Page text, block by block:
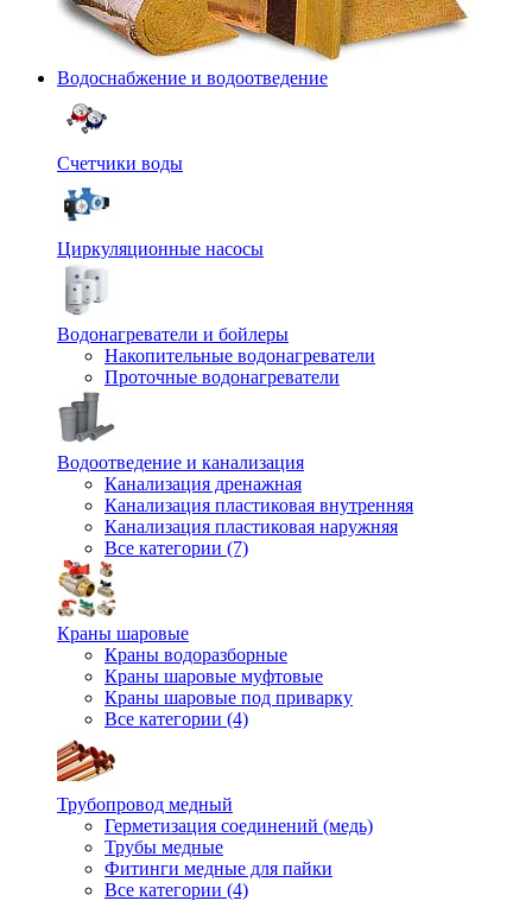
Водоснабжение и водоотведение
Счетчики воды
Циркуляционные насосы
Водонагреватели и бойлеры
Накопительные водонагреватели
Проточные водонагреватели
Водоотведение и канализация
Канализация дренажная
Канализация пластиковая внутренняя
Канализация пластиковая наружняя
Все категории (7)
Краны шаровые
Краны водоразборные
Краны шаровые муфтовые
Краны шаровые под приварку
Все категории (4)
Трубопровод медный
Герметизация соединений (медь)
Трубы медные
Фитинги медные для пайки
Все категории (4)